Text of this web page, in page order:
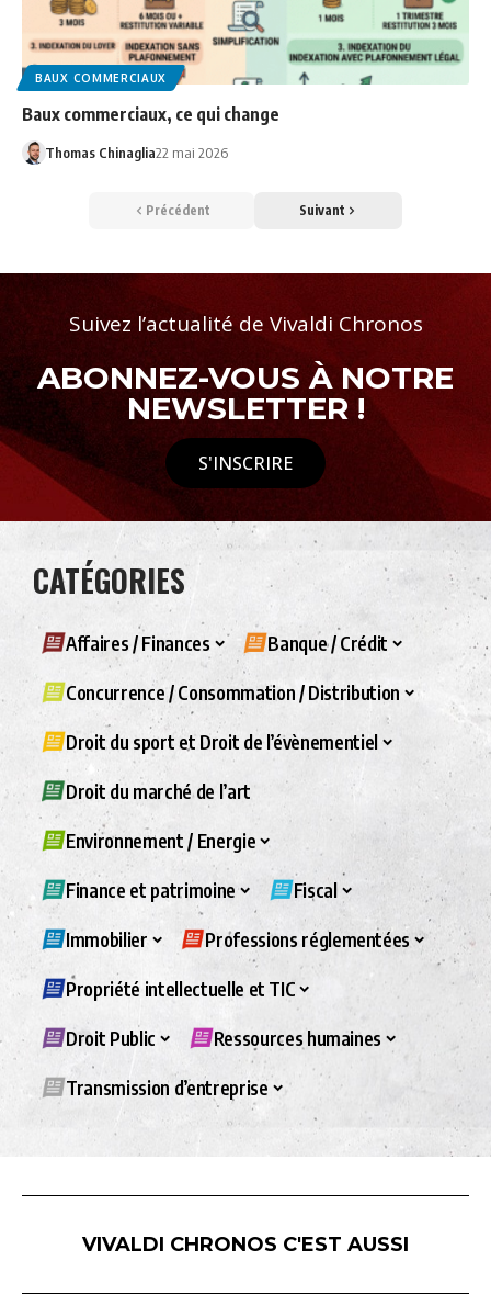
BAUX COMMERCIAUX
Baux commerciaux, ce qui change
Thomas Chinaglia22 mai 2026
Précédent Suivant
Suivez l’actualité de Vivaldi Chronos
ABONNEZ-VOUS À NOTRE
NEWSLETTER !
S'INSCRIRE
CATÉGORIES
Affaires / Finances Banque / Crédit
Concurrence / Consommation / Distribution
Droit du sport et Droit de l’évènementiel
Droit du marché de l’art
Environnement / Energie
Finance et patrimoine Fiscal
Immobilier Professions réglementées
Propriété intellectuelle et TIC
Droit Public Ressources humaines
Transmission d’entreprise
VIVALDI CHRONOS C'EST AUSSI